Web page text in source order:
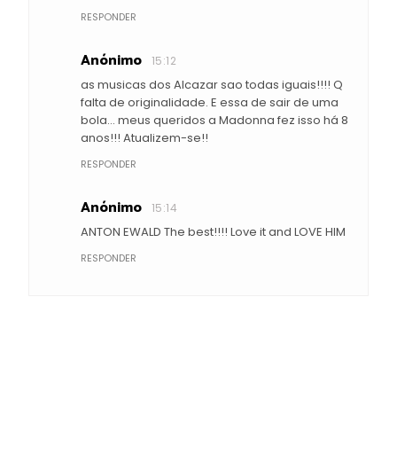
RESPONDER
Anónimo 15:12
as musicas dos Alcazar sao todas iguais!!!! Q
falta de originalidade. E essa de sair de uma
bola... meus queridos a Madonna fez isso há 8
anos!!! Atualizem-se!!
RESPONDER
Anónimo 15:14
ANTON EWALD The best!!!! Love it and LOVE HIM
RESPONDER